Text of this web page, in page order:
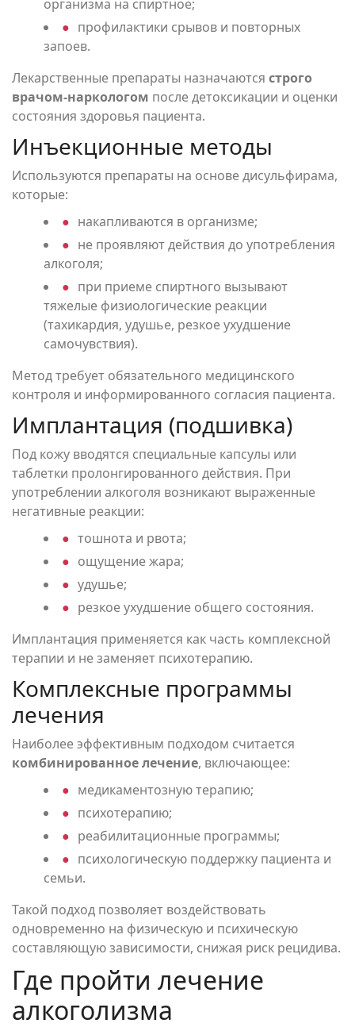
Статьи
Контакты
+7 (4722) 36-
30-36
организма на спиртное;
профилактики срывов и повторных
запоев.
Лекарственные препараты назначаются строго
врачом-наркологом после детоксикации и оценки
состояния здоровья пациента.
Инъекционные методы
Используются препараты на основе дисульфирама,
которые:
накапливаются в организме;
не проявляют действия до употребления
алкоголя;
при приеме спиртного вызывают
тяжелые физиологические реакции
(тахикардия, удушье, резкое ухудшение
самочувствия).
Метод требует обязательного медицинского
контроля и информированного согласия пациента.
Имплантация (подшивка)
Под кожу вводятся специальные капсулы или
таблетки пролонгированного действия. При
употреблении алкоголя возникают выраженные
негативные реакции:
тошнота и рвота;
ощущение жара;
удушье;
резкое ухудшение общего состояния.
Имплантация применяется как часть комплексной
терапии и не заменяет психотерапию.
Комплексные программы
лечения
Наиболее эффективным подходом считается
комбинированное лечение, включающее:
медикаментозную терапию;
психотерапию;
реабилитационные программы;
психологическую поддержку пациента и
семьи.
Такой подход позволяет воздействовать
одновременно на физическую и психическую
составляющую зависимости, снижая риск рецидива.
Где пройти лечение
алкоголизма